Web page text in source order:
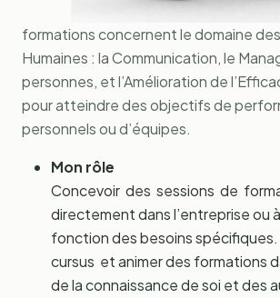
formations concernent le domaine
Humaines : la Communication, le
personnes, et l’Amélioration de
pour atteindre des objectifs de
personnels ou d’équipes.
Mon rôle
Concevoir des sessions de
directement dans l’entreprise ou
fonction des besoins
cursus et animer des formations
de la connaissance de soi et des